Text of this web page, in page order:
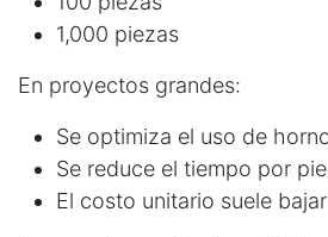
1,000 piezas
En proyectos grandes:
Se optimiza el uso de
Se reduce el tiempo por
El costo unitario suele bajar